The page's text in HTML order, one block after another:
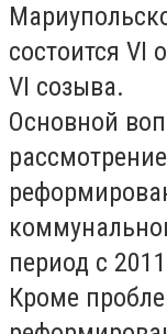
состоится VI
VI созыва.
Основной
период с
Кроме